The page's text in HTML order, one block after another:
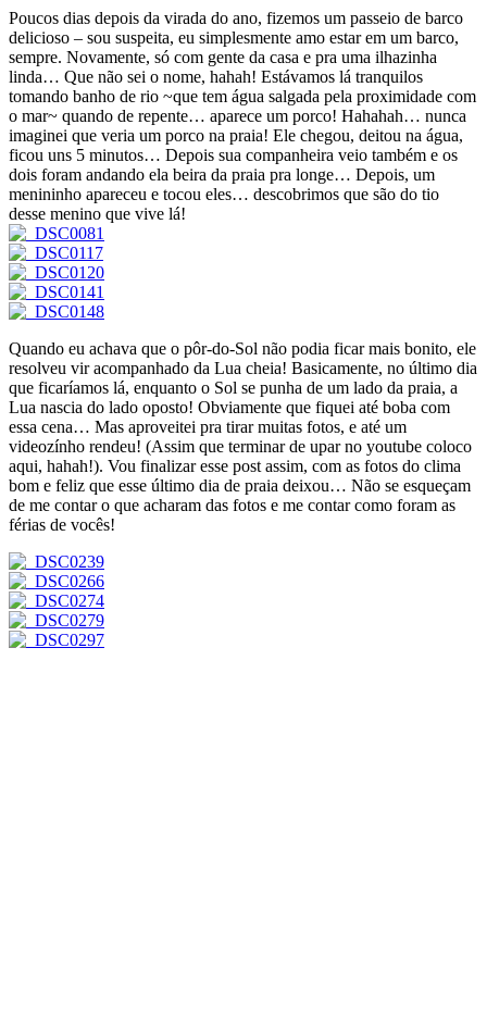
Poucos dias depois da virada do ano, fizemos um passeio de barco
delicioso – sou suspeita, eu simplesmente amo estar em um barco,
sempre. Novamente, só com gente da casa e pra uma ilhazinha
linda… Que não sei o nome, hahah! Estávamos lá tranquilos
tomando banho de rio ~que tem água salgada pela proximidade com
o mar~ quando de repente… aparece um porco! Hahahah… nunca
imaginei que veria um porco na praia! Ele chegou, deitou na água,
ficou uns 5 minutos… Depois sua companheira veio também e os
dois foram andando ela beira da praia pra longe… Depois, um
menininho apareceu e tocou eles… descobrimos que são do tio
desse menino que vive lá!
Quando eu achava que o pôr-do-Sol não podia ficar mais bonito, ele
resolveu vir acompanhado da Lua cheia! Basicamente, no último dia
que ficaríamos lá, enquanto o Sol se punha de um lado da praia, a
Lua nascia do lado oposto! Obviamente que fiquei até boba com
essa cena… Mas aproveitei pra tirar muitas fotos, e até um
videozínho rendeu! (Assim que terminar de upar no youtube coloco
aqui, hahah!). Vou finalizar esse post assim, com as fotos do clima
bom e feliz que esse último dia de praia deixou… Não se esqueçam
de me contar o que acharam das fotos e me contar como foram as
férias de vocês!